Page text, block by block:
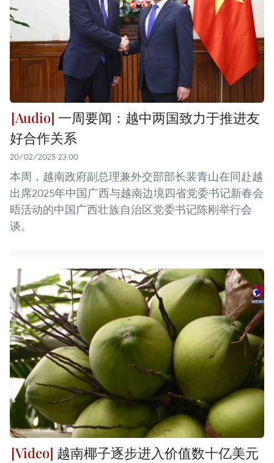
一周要闻：越中两国致力于推进友
好合作关系
20/02/2025 23:00
本周，越南政府副总理兼外交部部长裴青山在同赴越
出席2025年中国广西与越南边境四省党委书记新春会
晤活动的中国广西壮族自治区党委书记陈刚举行会
谈。
越南椰子逐步进入价值数十亿美元